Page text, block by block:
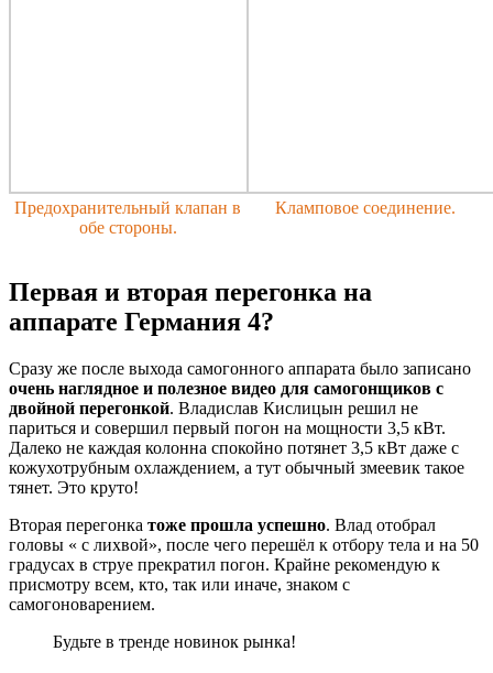
Предохранительный клапан в
обе стороны.
Кламповое соединение.
Первая и вторая перегонка на
аппарате Германия 4?
Сразу же после выхода самогонного аппарата было записано
очень наглядное и полезное видео для самогонщиков с
двойной перегонкой. Владислав Кислицын решил не
париться и совершил первый погон на мощности 3,5 кВт.
Далеко не каждая колонна спокойно потянет 3,5 кВт даже с
кожухотрубным охлаждением, а тут обычный змеевик такое
тянет. Это круто!
Вторая перегонка тоже прошла успешно. Влад отобрал
головы « с лихвой», после чего перешёл к отбору тела и на 50
градусах в струе прекратил погон. Крайне рекомендую к
присмотру всем, кто, так или иначе, знаком с
самогоноварением.
Будьте в тренде новинок рынка!